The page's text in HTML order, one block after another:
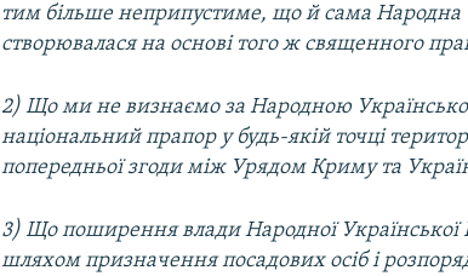
тим більше неприпустиме, що й сама Народна
створювалася на основі того ж священного
2) Що ми не визнаємо за Народною
національний прапор у будь-якій точці
попередньої згоди між Урядом Криму та
3) Що поширення влади Народної Української
шляхом призначення посадових осіб і